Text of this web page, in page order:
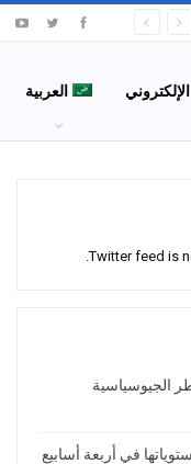
العربية
Twitter feed is
الجيوسياسية
في أربعة أسابيع